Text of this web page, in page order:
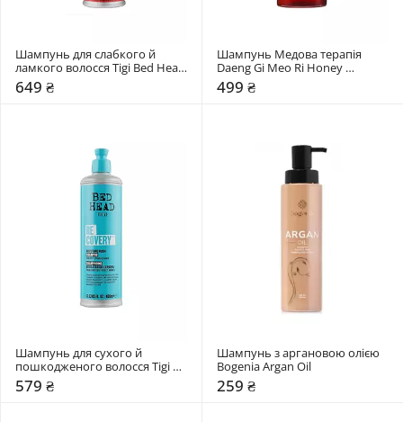
Шампунь для слабкого й
ламкого волосся Tigi Bed Head
Resurrection Super Repair
Shampoo
649 ₴
Шампунь Медова терапія
Daeng Gi Meo Ri Honey
Therapy
499 ₴
Шампунь для сухого й
пошкодженого волосся Tigi
Bed Head Recovery Shampoo
Moisture Rush
579 ₴
Шампунь з аргановою олією
259 ₴